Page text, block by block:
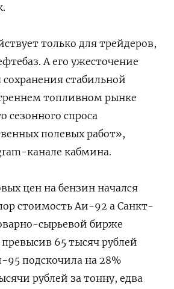
только для трейдеров,
А его ужесточение
стабильной
топливном рынке
сезонного спроса
полевых работ»,
канале кабмина.
цен на бензин начался
стоимость Аи-92 а Санкт-
сырьевой бирже
65 тысяч рублей
95 подскочила на 28%
рублей за тонну, едва